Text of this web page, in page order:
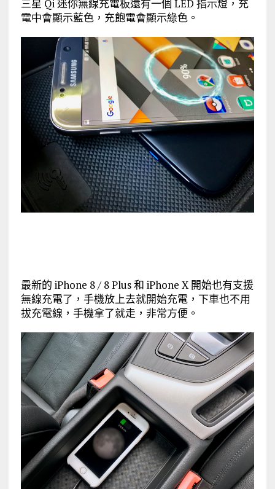
三星 Qi 迷你無線充電板還有一個 LED 指示燈，充
電中會顯示藍色，充飽電會顯示綠色。
最新的 iPhone 8 / 8 Plus 和 iPhone X 開始也有支援
無線充電了，手機放上去就開始充電，下車也不用
拔充電線，手機拿了就走，非常方便。